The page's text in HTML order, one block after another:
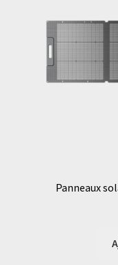
Panneaux